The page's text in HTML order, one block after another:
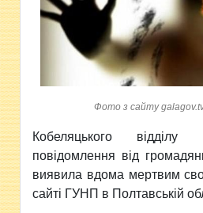
Фото з сайту
Кобеляцького відділу
повідомлення від
виявила вдома мертвим
сайті ГУНП в Полтавській